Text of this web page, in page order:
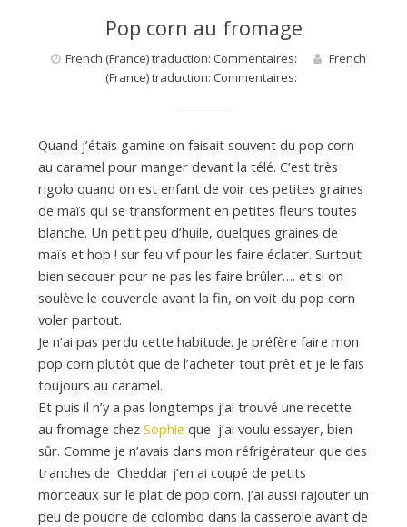
M
Pop corn au fromage
French (France) traduction: Commentaires:
French
(France) traduction: Commentaires:
Quand j’étais gamine on faisait souvent du pop corn
au caramel pour manger devant la télé. C’est très
rigolo quand on est enfant de voir ces petites graines
de maïs qui se transforment en petites fleurs toutes
blanche. Un petit peu d’huile, quelques graines de
maïs et hop ! sur feu vif pour les faire éclater. Surtout
bien secouer pour ne pas les faire brûler…. et si on
soulève le couvercle avant la fin, on voit du pop corn
voler partout.
Je n’ai pas perdu cette habitude. Je préfère faire mon
pop corn plutôt que de l’acheter tout prêt et je le fais
toujours au caramel.
Et puis il n’y a pas longtemps j’ai trouvé une recette
au fromage chez Sophie que j’ai voulu essayer, bien
sûr. Comme je n’avais dans mon réfrigérateur que des
tranches de Cheddar j’en ai coupé de petits
morceaux sur le plat de pop corn. J’ai aussi rajouter un
peu de poudre de colombo dans la casserole avant de